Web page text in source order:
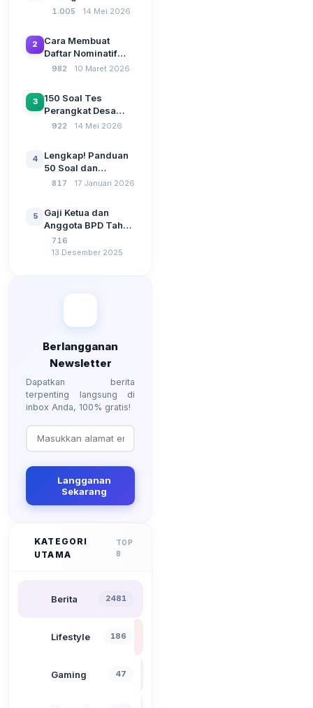
Terbaru 2026
CAT Berbasis UU
Desa No. 3 Tahun
2024
1.005 14 Mei 2026
2
Cara Membuat
Daftar Nominatif
Siltap di Aplikasi
SPP Pencairan
Dana Desa
982 10 Maret 2026
3
150 Soal Tes
Perangkat Desa
2026: Administrasi
Kebangsaan, dan
Komputer Beserta
Jawaban Paling
922 14 Mei 2026
4
Lengkap! Panduan
50 Soal dan
Jawaban Tes
Berdasarkan UU No
3 Tahun 2024
817 17 Januari 2026
5
Gaji Ketua dan
Anggota BPD Tahun
2026, Berapa
Besarannya? Ada
716
13 Desember 2025
Berlangganan
Newsletter
Dapatkan berita
terpenting langsung di
inbox Anda, 100% gratis!
Langganan
Sekarang
KATEGORI
UTAMA
TOP
8
Berita 2481
Lifestyle 186
Gaming 47